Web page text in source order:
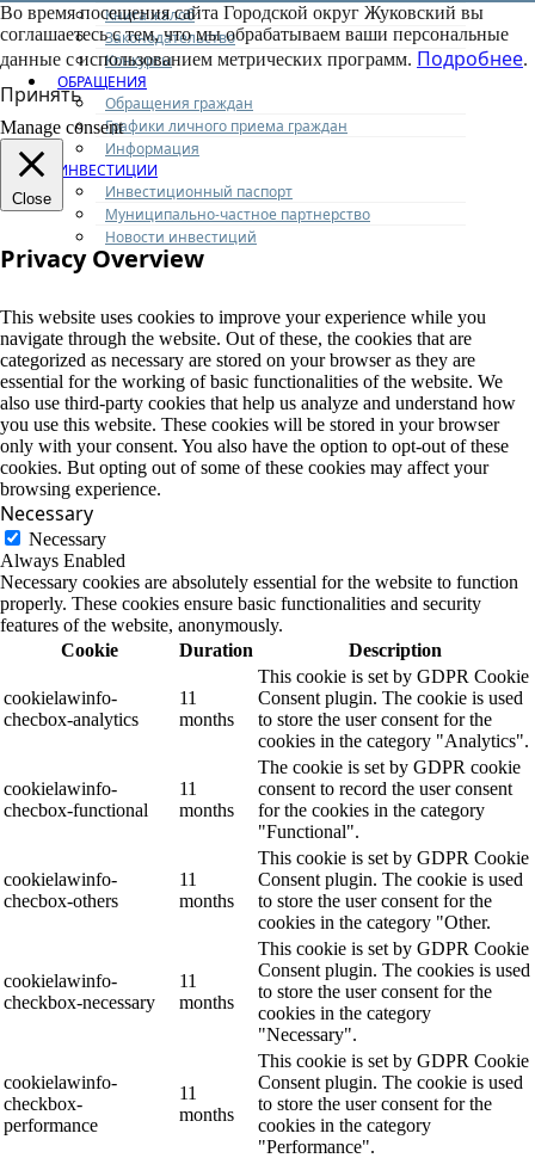
Книга жалоб
Законодательство
Конкурсы
ОБРАЩЕНИЯ
Обращения граждан
Графики личного приема граждан
Информация
ИНВЕСТИЦИИ
Инвестиционный паспорт
Муниципально-частное партнерство
Новости инвестиций
Во время посещения сайта Городской округ Жуковский вы
соглашаетесь с тем, что мы обрабатываем ваши персональные
данные с использованием метрических программ. Подробнее.
Принять
Manage consent
Close
Privacy Overview
This website uses cookies to improve your experience while you
navigate through the website. Out of these, the cookies that are
categorized as necessary are stored on your browser as they are
essential for the working of basic functionalities of the website. We
also use third-party cookies that help us analyze and understand how
you use this website. These cookies will be stored in your browser
only with your consent. You also have the option to opt-out of these
cookies. But opting out of some of these cookies may affect your
browsing experience.
Necessary
Necessary
Always Enabled
Necessary cookies are absolutely essential for the website to function
properly. These cookies ensure basic functionalities and security
features of the website, anonymously.
Cookie
Duration Description
cookielawinfo-
checbox-analytics
11
months
This cookie is set by GDPR Cookie
Consent plugin. The cookie is used
to store the user consent for the
cookies in the category "Analytics".
cookielawinfo-
checbox-functional
11
months
The cookie is set by GDPR cookie
consent to record the user consent
for the cookies in the category
"Functional".
cookielawinfo-
checbox-others
11
months
This cookie is set by GDPR Cookie
Consent plugin. The cookie is used
to store the user consent for the
cookies in the category "Other.
cookielawinfo-
checkbox-necessary
11
months
This cookie is set by GDPR Cookie
Consent plugin. The cookies is used
to store the user consent for the
cookies in the category
"Necessary".
cookielawinfo-
checkbox-
performance
11
months
This cookie is set by GDPR Cookie
Consent plugin. The cookie is used
to store the user consent for the
cookies in the category
"Performance".